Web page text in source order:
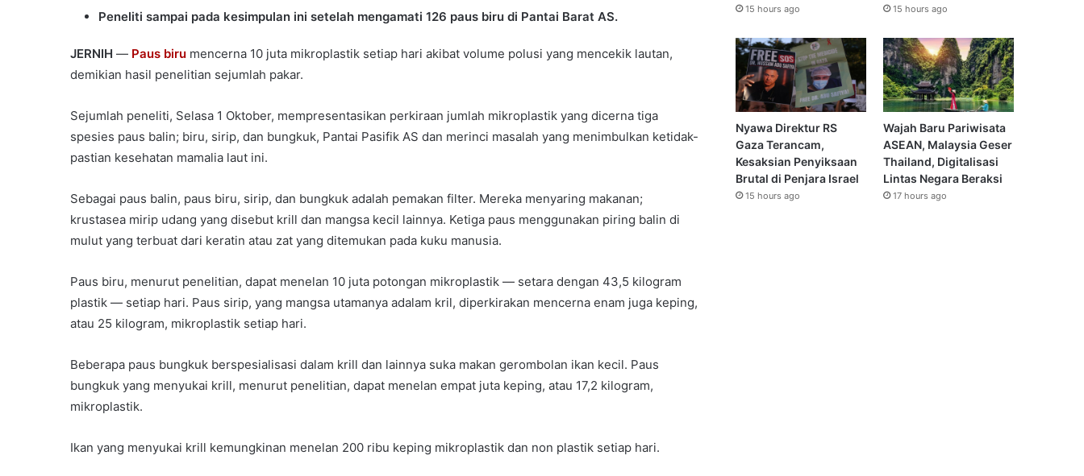
Peneliti sampai pada kesimpulan ini setelah mengamati 126 paus biru di Pantai Barat AS.
JERNIH — Paus biru mencerna 10 juta mikroplastik setiap hari akibat volume polusi yang mencekik lautan,
demikian hasil penelitian sejumlah pakar.
Sejumlah peneliti, Selasa 1 Oktober, mempresentasikan perkiraan jumlah mikroplastik yang dicerna tiga
spesies paus balin; biru, sirip, dan bungkuk, Pantai Pasifik AS dan merinci masalah yang menimbulkan ketidak-
pastian kesehatan mamalia laut ini.
Sebagai paus balin, paus biru, sirip, dan bungkuk adalah pemakan filter. Mereka menyaring makanan;
krustasea mirip udang yang disebut krill dan mangsa kecil lainnya. Ketiga paus menggunakan piring balin di
mulut yang terbuat dari keratin atau zat yang ditemukan pada kuku manusia.
Paus biru, menurut penelitian, dapat menelan 10 juta potongan mikroplastik — setara dengan 43,5 kilogram
plastik — setiap hari. Paus sirip, yang mangsa utamanya adalam kril, diperkirakan mencerna enam juga keping,
atau 25 kilogram, mikroplastik setiap hari.
Beberapa paus bungkuk berspesialisasi dalam krill dan lainnya suka makan gerombolan ikan kecil. Paus
bungkuk yang menyukai krill, menurut penelitian, dapat menelan empat juta keping, atau 17,2 kilogram,
mikroplastik.
Ikan yang menyukai krill kemungkinan menelan 200 ribu keping mikroplastik dan non plastik setiap hari.
15 hours ago 15 hours ago
Nyawa Direktur RS
Gaza Terancam,
Kesaksian Penyiksaan
Brutal di Penjara Israel
15 hours ago
Wajah Baru Pariwisata
ASEAN, Malaysia Geser
Thailand, Digitalisasi
Lintas Negara Beraksi
17 hours ago